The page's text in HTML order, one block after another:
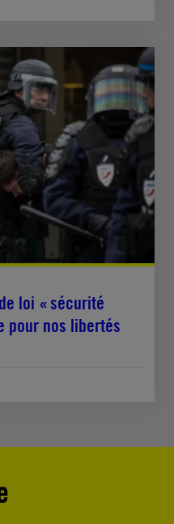
loi « sécurité
pour nos libertés